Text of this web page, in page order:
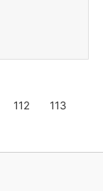
112
113